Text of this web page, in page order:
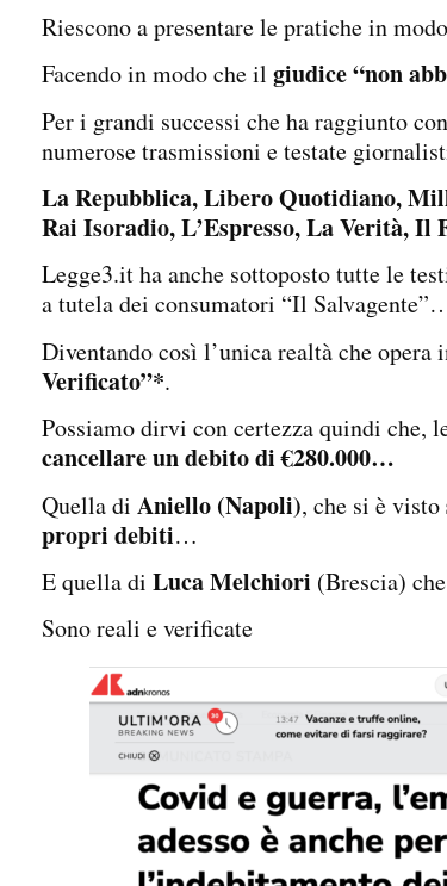
Riescono a presentare le pratiche in
Facendo in modo che il giudice “non
Per i grandi successi che ha raggiunto
numerose trasmissioni e testate
La Repubblica, Libero Quotidiano,
Rai Isoradio, L’Espresso, La Verità, Il
Legge3.it ha anche sottoposto tutte le
a tutela dei consumatori “Il
Diventando così l’unica realtà che
Verificato”*.
Possiamo dirvi con certezza quindi che,
cancellare un debito di €280.000…
Quella di Aniello (Napoli), che si è visto
propri debiti…
E quella di Luca Melchiori (Brescia)
Sono reali e verificate